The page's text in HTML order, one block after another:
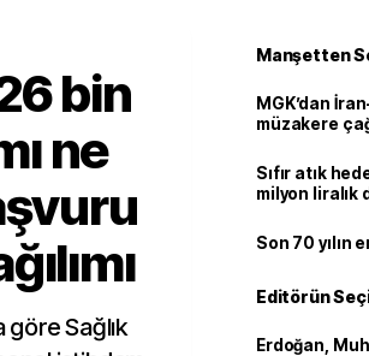
bin
ne
Sağlık
Manşetten
MGK’dan
müzakere
Sıfır atık
milyon liralık
Son 70 yılın
Editörün
Erdoğan,